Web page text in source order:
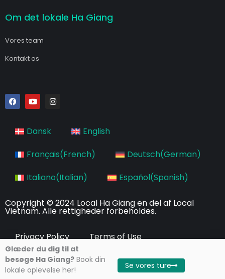
Om det lokale Ha Giang
Vores team
Kontakt os
F
a
c
b
o
k
Y
o
u
u
b
I
n
a
m
Dansk
English
Français(French) Deutsch(German)
Italiano(Italian) Español(Spanish)
Copyright © 2024 Local Ha Giang en del af Local
Vietnam. Alle rettigheder forbeholdes.
Privacy Policy Terms of Use
Glæder du dig til at
besøge Ha Giang? Book din
lokale oplevelse her!
Se vores ture